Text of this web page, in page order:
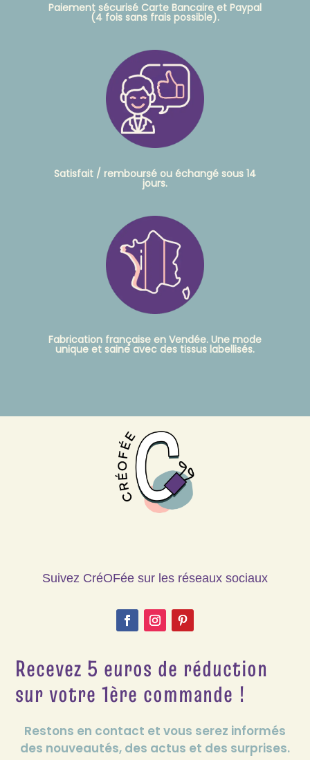
Paiement sécurisé Carte Bancaire et Paypal
(4 fois sans frais possible).
Satisfait / remboursé ou échangé sous 14
jours.
Fabrication française en Vendée. Une mode
unique et saine avec des tissus labellisés.
Suivez CréOFée sur les réseaux sociaux
Recevez 5 euros de réduction
sur votre 1ère commande !
Restons en contact et vous serez informés
des nouveautés, des actus et des surprises.